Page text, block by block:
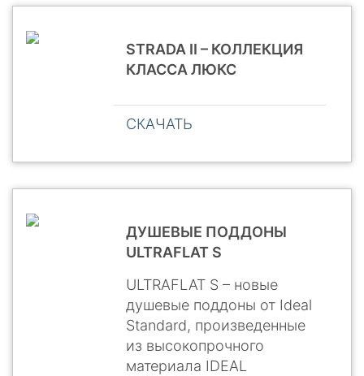
STRADA II – КОЛЛЕКЦИЯ
КЛАССА ЛЮКС
СКАЧАТЬ
ДУШЕВЫЕ ПОДДОНЫ
ULTRAFLAT S
ULTRAFLAT S – новые
душевые поддоны от Ideal
Standard, произведенные
из высокопрочного
материала IDEAL